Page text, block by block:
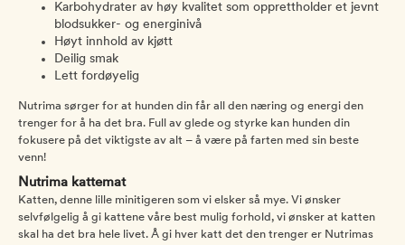
Karbohydrater av høy kvalitet som opprettholder et jevnt
blodsukker- og energinivå
Høyt innhold av kjøtt
Deilig smak
Lett fordøyelig
Nutrima sørger for at hunden din får all den næring og energi den
trenger for å ha det bra. Full av glede og styrke kan hunden din
fokusere på det viktigste av alt – å være på farten med sin beste
venn!
Nutrima kattemat
Katten, denne lille minitigeren som vi elsker så mye. Vi ønsker
selvfølgelig å gi kattene våre best mulig forhold, vi ønsker at katten
skal ha det bra hele livet. Å gi hver katt det den trenger er Nutrimas